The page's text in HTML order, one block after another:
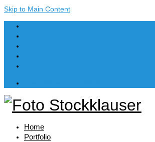
Skip to Main Content
Home
Portfolio